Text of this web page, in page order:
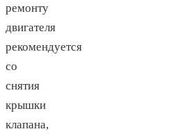
ремонту
двигателя
рекомендуется
со
снятия
крышки
клапана,